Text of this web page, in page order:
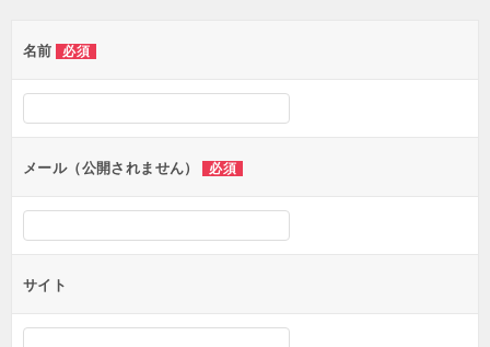
ー
シ
ョ
ン
名前 必須
メール（公開されません） 必須
サイト